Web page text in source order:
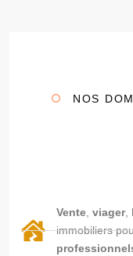
NOS
Vente, viager,
immobiliers